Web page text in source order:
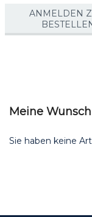
ANMELDEN
Meine
Sie haben keine